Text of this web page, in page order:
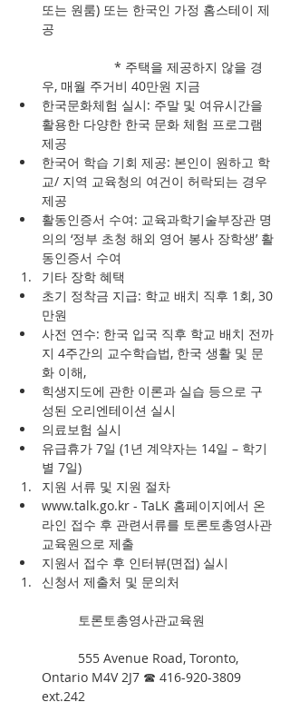
또는 원룸) 또는 한국인 가정 홈스테이 제
공
우, 매월 주거비 40만원 지금
한국문화체험 실시: 주말 및 여유시간을
활용한 다양한 한국 문화 체험 프로그램
제공
한국어 학습 기회 제공: 본인이 원하고 학
교/ 지역 교육청의 여건이 허락되는 경우
제공
활동인증서 수여: 교육과학기술부장관 명
의의 ‘정부 초청 해외 영어 봉사 장학생’ 활
동인증서 수여
기타 장학 혜택
초기 정착금 지급: 학교 배치 직후 1회, 30
만원
사전 연수: 한국 입국 직후 학교 배치 전까
지 4주간의 교수학습법, 한국 생활 및 문
화 이해,
힉생지도에 관한 이론과 실습 등으로 구
성된 오리엔테이션 실시
의료보험 실시
유급휴가 7일 (1년 계약자는 14일 – 학기
별 7일)
지원 서류 및 지원 절차
www.talk.go.kr - TaLK 홈페이지에서 온
라인 접수 후 관련서류를 토론토총영사관
교육원으로 제출
지원서 접수 후 인터뷰(면접) 실시
신청서 제출처 및 문의처
	토론토총영사관교육원
Ontario M4V 2J7 ☎ 416-920-3809
ext.242